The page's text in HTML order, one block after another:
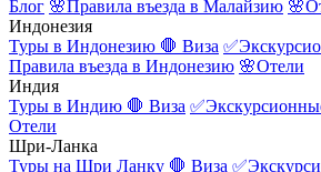
Блог 🌸Правила въезда в Малайзию
Индонезия
Туры в Индонезию 🛑 Виза
Правила въезда в Индонезию 🌸Отели
Индия
Туры в Индию 🛑 Виза
Отели
Шри-Ланка
Туры на Шри Ланку 🛑 Виза